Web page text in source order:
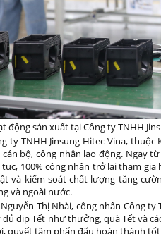
động sản xuất tại Công ty TNHH
ty TNHH Jinsung Hitec Vina,
cán bộ, công nhân lao động. Ngay
tục, 100% công nhân trở lại tham
và kiểm soát chất lượng tăng
và ngoài nước.
Thị Nhài, công nhân Công
đủ dịp Tết như thưởng, quà Tết và
quyết tâm phấn đấu hoàn thành